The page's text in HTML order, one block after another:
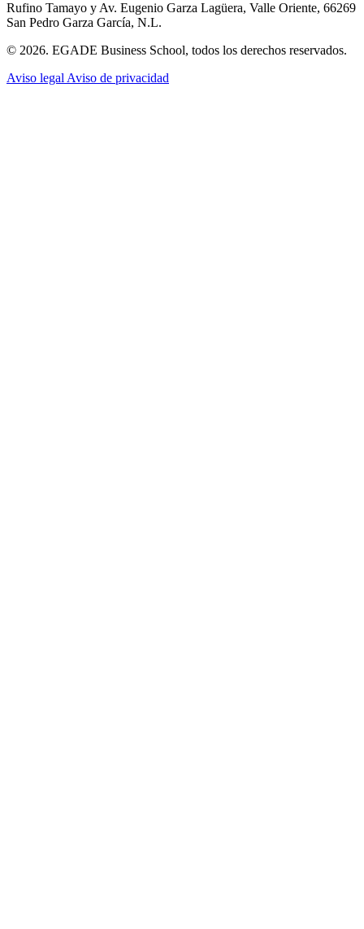
Rufino Tamayo y Av. Eugenio Garza Lagüera, Valle Oriente, 66269
San Pedro Garza García, N.L.
© 2026. EGADE Business School, todos los derechos reservados.
Aviso legal Aviso de privacidad